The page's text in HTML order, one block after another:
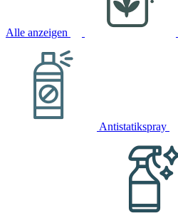
Alle anzeigen
Antistatikspray